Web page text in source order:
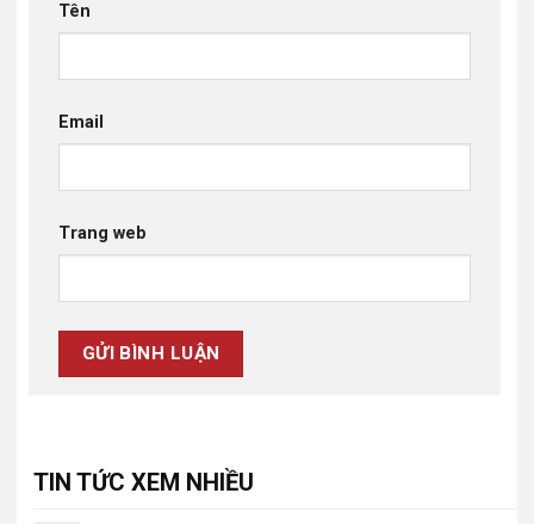
Tên
Email
Trang web
TIN TỨC XEM NHIỀU